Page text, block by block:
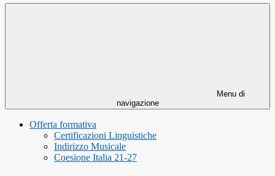
Menu di
navigazione
Offerta formativa
Certificazioni Linguistiche
Indirizzo Musicale
Coesione Italia 21-27